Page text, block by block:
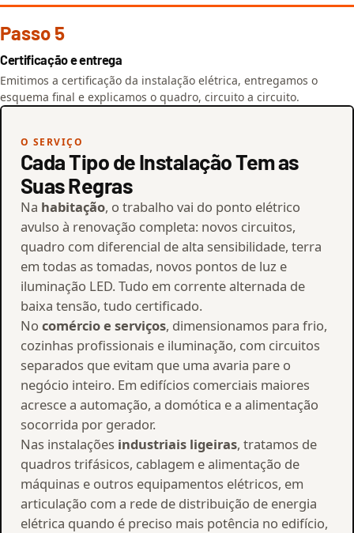
Passo 5
Certificação e entrega
Emitimos a certificação da instalação elétrica, entregamos o
esquema final e explicamos o quadro, circuito a circuito.
O SERVIÇO
Cada Tipo de Instalação Tem as
Suas Regras
Na habitação, o trabalho vai do ponto elétrico
avulso à renovação completa: novos circuitos,
quadro com diferencial de alta sensibilidade, terra
em todas as tomadas, novos pontos de luz e
iluminação LED. Tudo em corrente alternada de
baixa tensão, tudo certificado.
No comércio e serviços, dimensionamos para frio,
cozinhas profissionais e iluminação, com circuitos
separados que evitam que uma avaria pare o
negócio inteiro. Em edifícios comerciais maiores
acresce a automação, a domótica e a alimentação
socorrida por gerador.
Nas instalações industriais ligeiras, tratamos de
quadros trifásicos, cablagem e alimentação de
máquinas e outros equipamentos elétricos, em
articulação com a rede de distribuição de energia
elétrica quando é preciso mais potência no edifício,